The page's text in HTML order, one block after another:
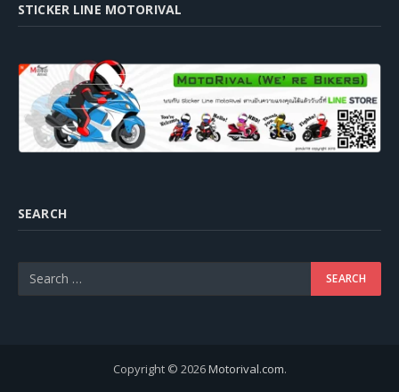
STICKER LINE MOTORIVAL
SEARCH
Copyright © 2026Motorival.com.